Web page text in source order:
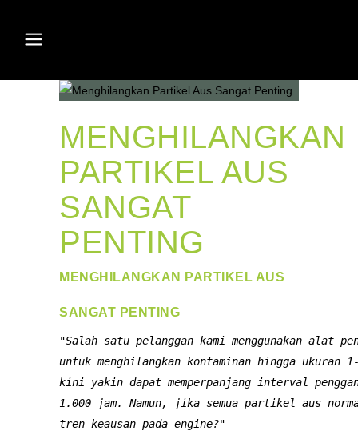
MENGHILANGKAN
PARTIKEL AUS
SANGAT
PENTING
MENGHILANGKAN PARTIKEL AUS
SANGAT PENTING
"Salah satu pelanggan kami menggunakan
untuk menghilangkan kontaminan hingga
kini yakin dapat memperpanjang interval
1.000 jam. Namun, jika semua partikel aus
tren keausan pada engine?"